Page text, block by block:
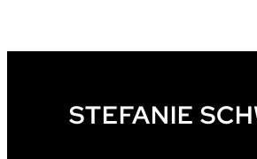
STEFANIE